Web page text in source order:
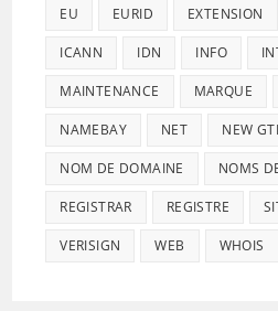
EU EURID EXTENSION
ICANN IDN INFO
MAINTENANCE MARQUE
NAMEBAY NET NEW
NOM DE DOMAINE NOMS
REGISTRAR REGISTRE
VERISIGN WEB WHOIS